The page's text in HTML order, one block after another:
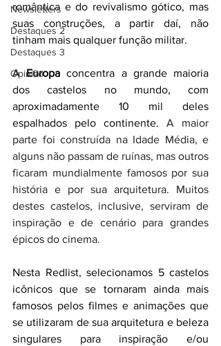
Newsletters
Destaques 2
Destaques 3
Opinião
romântica e do revivalismo gótico, mas
suas construções, a partir daí, não
tinham mais qualquer função militar.
A Europa concentra a grande maioria
dos castelos no mundo, com
aproximadamente 10 mil deles
espalhados pelo continente. A maior
parte foi construída na Idade Média, e
alguns não passam de ruínas, mas outros
ficaram mundialmente famosos por sua
história e por sua arquitetura. Muitos
destes castelos, inclusive, serviram de
inspiração e de cenário para grandes
épicos do cinema.
Nesta Redlist, selecionamos 5 castelos
icônicos que se tornaram ainda mais
famosos pelos filmes e animações que
se utilizaram de sua arquitetura e beleza
singulares para inspiração e/ou